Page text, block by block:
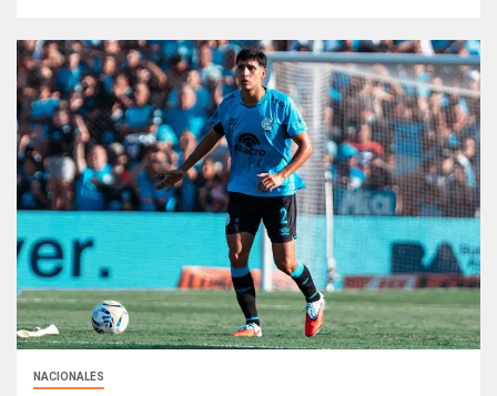
NACIONALES